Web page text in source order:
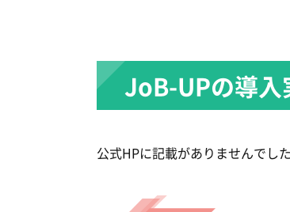
JoB-UPの導入
公式HPに記載がありませんでした